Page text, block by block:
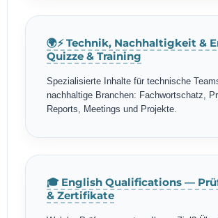
🌍⚡ Technik, Nachhaltigkeit &
Quizze & Training
Spezialisierte Inhalte für technische
nachhaltige Branchen: Fachwortschatz,
Reports, Meetings und Projekte.
🎓 English Qualifications —
& Zertifikate